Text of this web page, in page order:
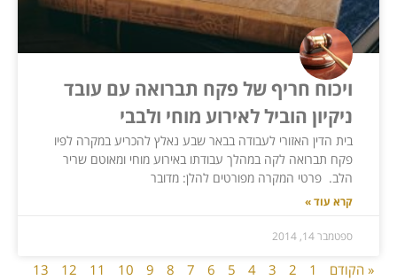
ויכוח חריף של פקח תברואה עם עובד
ניקיון הוביל לאירוע מוחי ולבבי
בית הדין האזורי לעבודה בבאר שבע נאלץ להכריע במקרה לפיו
פקח תברואה לקה במהלך עבודתו באירוע מוחי ומאוטם שריר
הלב. פרטי המקרה מפורטים להלן: מדובר
קרא עוד »
ספטמבר 14, 2014
« הקודם 1
2
3
4
5
6
7
8
9
10
11
12
13